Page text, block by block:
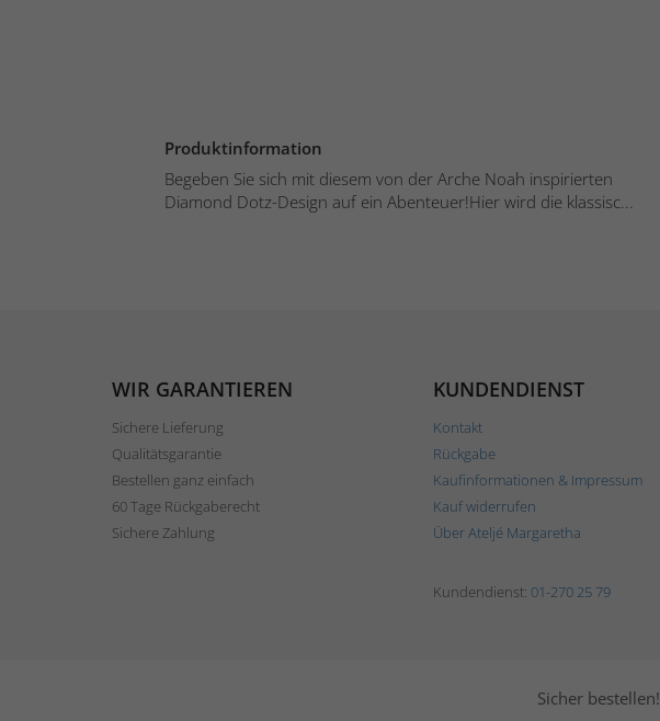
Produktinformation
Begeben Sie sich mit diesem von der Arche Noah inspirierten
Diamond Dotz-Design auf ein Abenteuer!Hier wird die klassisc...
WIR GARANTIEREN
Sichere Lieferung
Qualitätsgarantie
Bestellen ganz einfach
60 Tage Rückgaberecht
Sichere Zahlung
KUNDENDIENST
Kontakt
Rückgabe
Kaufinformationen & Impressum
Kauf widerrufen
Über Ateljé Margaretha
Kundendienst: 01-270 25 79
Sicher bestellen!